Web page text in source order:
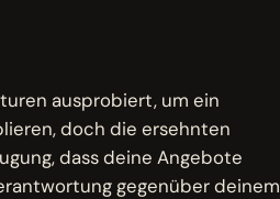
ausprobiert, um ein
doch die ersehnten
dass deine Angebote
gegenüber deinem